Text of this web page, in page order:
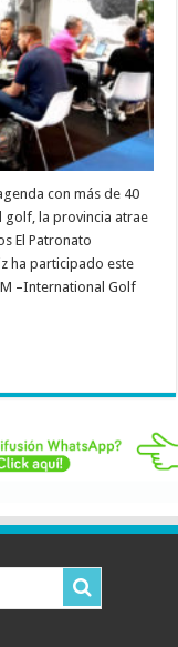
con más de 40
golf, la provincia atrae
El Patronato
ha participado este
–International Golf